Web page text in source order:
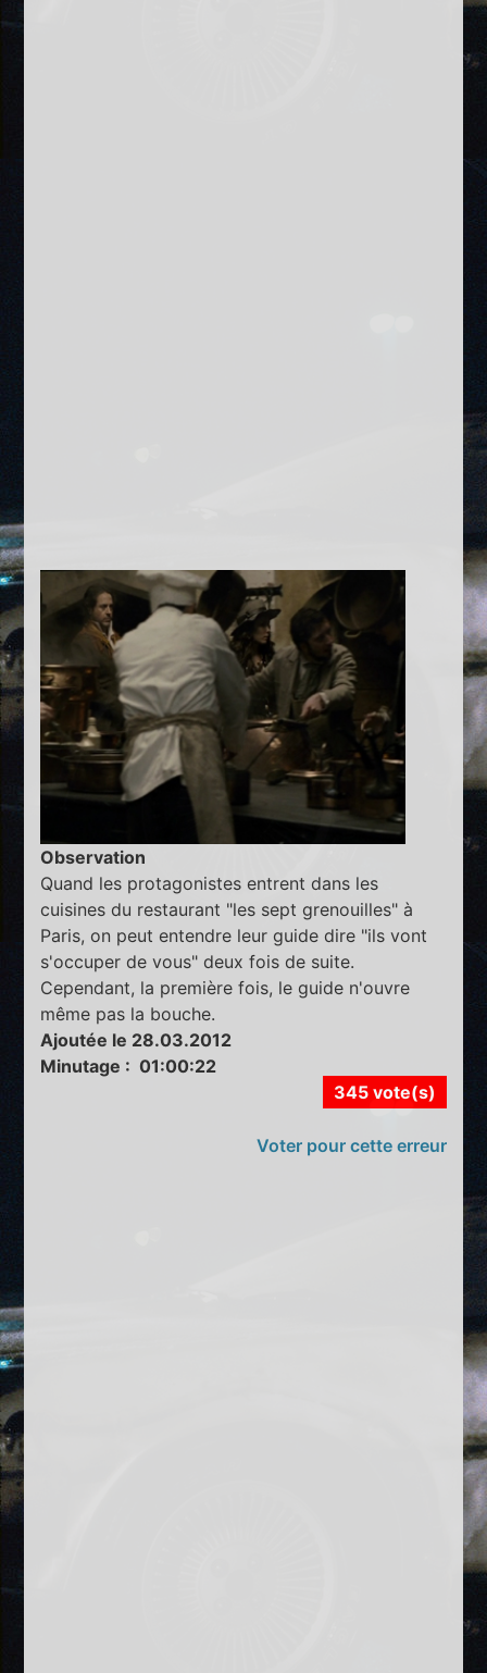
Observation
Quand les protagonistes entrent dans les
cuisines du restaurant "les sept grenouilles" à
Paris, on peut entendre leur guide dire "ils vont
s'occuper de vous" deux fois de suite.
Cependant, la première fois, le guide n'ouvre
même pas la bouche.
Ajoutée le 28.03.2012
Minutage : 01:00:22
345 vote(s)
Voter pour cette erreur